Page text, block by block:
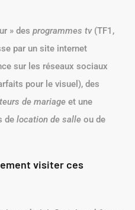
» des programmes tv(TF1,
par un site internet
sur les réseaux sociaux
pour le visuel), des
de mariage et une
de location de salle ou de
visiter ces